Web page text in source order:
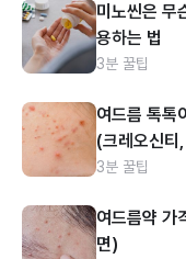
미노씬은 무
용하는 법
3분 꿀팁
여드름 톡톡
(크레오신티
3분 꿀팁
여드름약 가
면)